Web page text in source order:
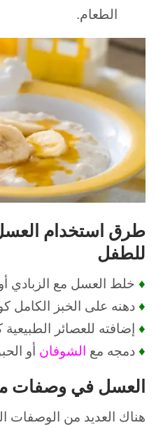
الطعام.
طرق استخدام
للطفل
♦ خلط العسل مع الزبادي
♦ دهنه على الخبز الكامل
♦ إضافته للعصائر
♦ دمجه مع الشوفان أو
العسل في وصفات
هناك العديد من الوصفات